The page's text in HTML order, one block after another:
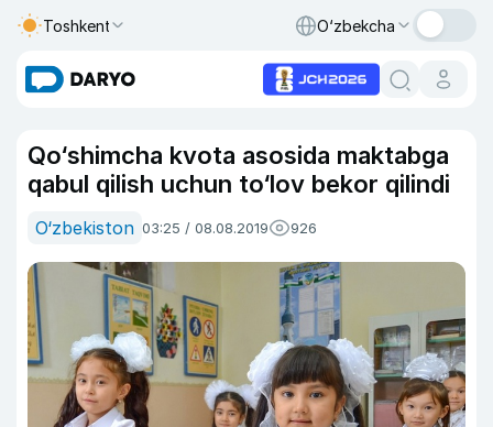
Toshkent O‘zbekcha
Qo‘shimcha kvota asosida maktabga
qabul qilish uchun to‘lov bekor qilindi
O‘zbekiston 03:25 / 08.08.2019 926